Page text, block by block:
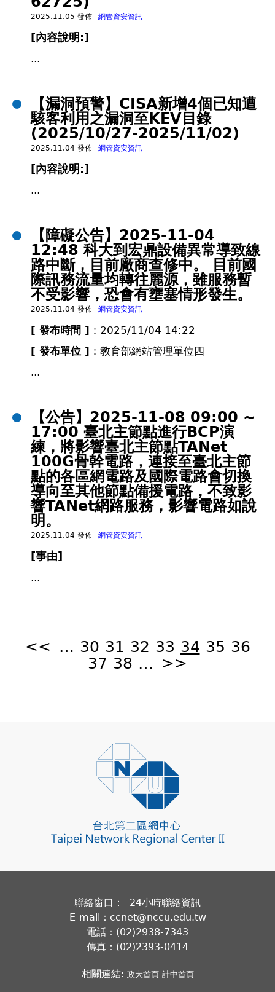
2025.11.05 發佈 網管資安資訊
[內容說明:]
...
【漏洞預警】CISA新增4個已知遭
駭客利用之漏洞至KEV目錄
(2025/10/27-2025/11/02)
2025.11.04 發佈 網管資安資訊
[內容說明:]
...
【障礙公告】2025-11-04
12:48 科大到宏鼎設備異常導致線
路中斷，目前廠商查修中。 目前國
際訊務流量均轉往麗源，雖服務暫
不受影響，恐會有壅塞情形發生。
2025.11.04 發佈 網管資安資訊
[ 發布時間 ] ：2025/11/04 14:22
[ 發布單位 ] ：教育部網站管理單位四
...
【公告】2025-11-08 09:00 ~
17:00 臺北主節點進行BCP演
練，將影響臺北主節點TANet
100G骨幹電路，連接至臺北主節
點的各區網電路及國際電路會切換
導向至其他節點備援電路，不致影
響TANet網路服務，影響電路如說
明。
2025.11.04 發佈 網管資安資訊
[事由]
...
<< … 30 31 32 33 34 35 36
37 38 … >>
聯絡窗口： 24小時聯絡資訊
E-mail：ccnet@nccu.edu.tw
電話：(02)2938-7343
傳真：(02)2393-0414
相關連結: 政大首頁 計中首頁